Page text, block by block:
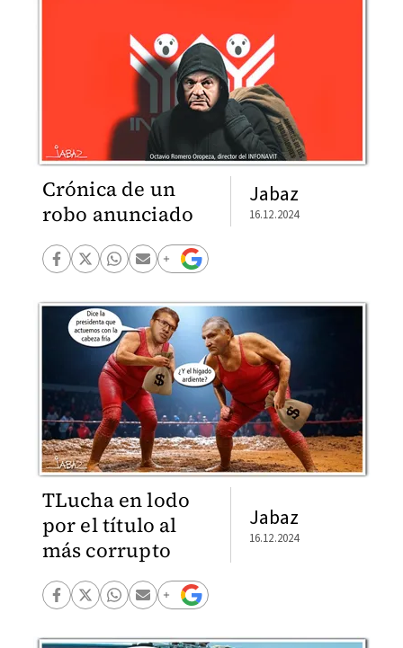
Crónica de un
robo anunciado
Jabaz
16.12.2024
TLucha en lodo
por el título al
más corrupto
Jabaz
16.12.2024